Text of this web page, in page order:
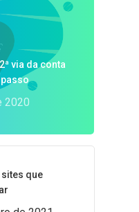
via da conta
2020
que